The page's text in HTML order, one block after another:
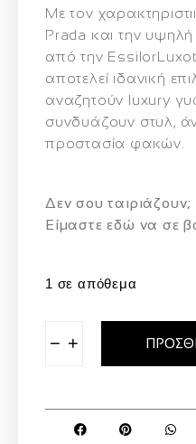
Με τον
Prada και την
από την
αποτελεί ιδανική
αναζητούν luxury
συνδυάζουν στυλ,
προστασία φακών
Δεν σου ταιριάζουν;
Eίμαστε εδώ να σε
1 σε απόθεμα
− +